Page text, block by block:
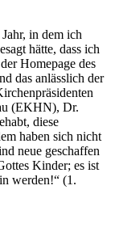
in dem ich
hätte, dass ich
Homepage des
das anlässlich der
(EKHN), Dr.
diese
haben sich nicht
neue geschaffen
Kinder; es ist
werden!“ (1.